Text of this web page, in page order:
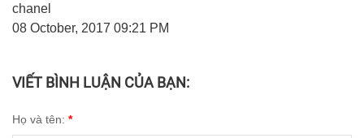
chanel
08 October, 2017 09:21 PM
VIẾT BÌNH LUẬN CỦA BẠN:
Họ và tên: *